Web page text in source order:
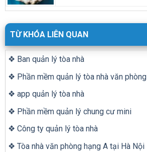
TỪ KHÓA LIÊN QUAN
❖ Ban quản lý tòa nhà
❖ Phần mềm quản lý tòa nhà văn phòng
❖ app quản lý tòa nhà
❖ Phần mềm quản lý chung cư mini
❖ Công ty quản lý tòa nhà
❖ Tòa nhà văn phòng hạng A tại Hà Nội